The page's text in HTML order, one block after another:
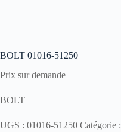
BOLT 01016-51250
Prix sur demande
BOLT
UGS : 01016-51250 Catégorie :